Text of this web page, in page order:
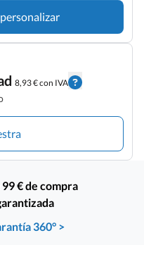
8,93 € con IVA
€ de compra
360° >